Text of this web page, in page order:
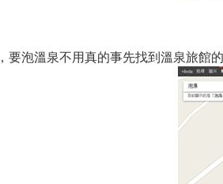
要泡溫泉不用真的事先找到溫泉旅館